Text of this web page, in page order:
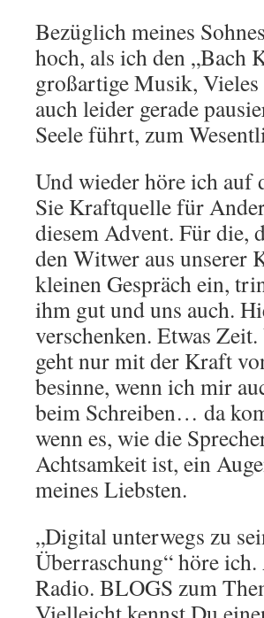
Bezüglich meines
hoch, als ich den „Bach
großartige Musik,
auch leider gerade
Seele führt, zum
Und wieder höre ich
Sie Kraftquelle für
diesem Advent. Für die,
den Witwer aus unserer
kleinen Gespräch ein,
ihm gut und uns auch.
verschenken. Etwas
geht nur mit der Kraft
besinne, wenn ich mir
beim Schreiben… da
wenn es, wie die
Achtsamkeit ist, ein
meines Liebsten.
„Digital unterwegs zu
Überraschung“ höre
Radio. BLOGS zum